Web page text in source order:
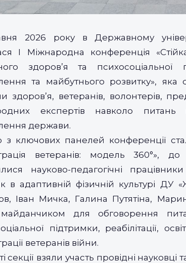
2026 року в Державному
І Міжнародна конференція
здоров’я та психосоціальної
та майбутнього розвитку», яка
здоров’я, ветеранів, волонтерів,
експертів навколо
держави.
з ключових панелей конференції
ветеранів: модель 360°»,
науково-педагогічні
в адаптивній фізичній культурі ДУ
Іван Мичка, Галина Путятіна,
для обговорення
підтримки, реабілітації,
ветеранів війни.
секції взяли участь провідні